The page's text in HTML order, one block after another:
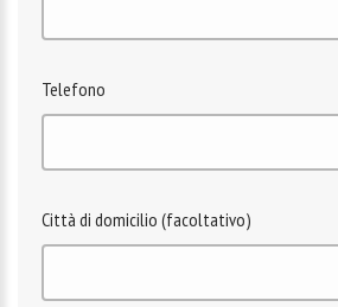
Telefono
Città di domicilio (facoltativo)